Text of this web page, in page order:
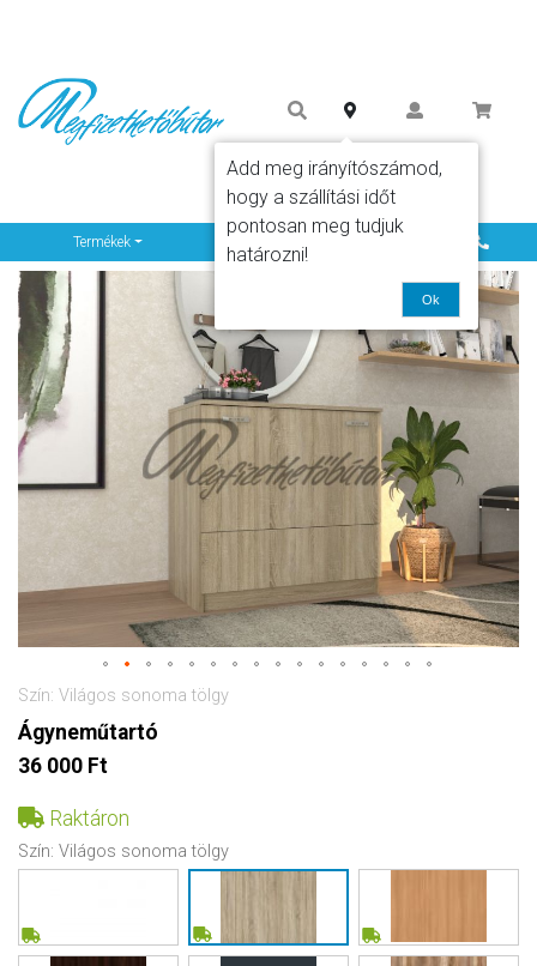
Termékek Info
Szín: Világos sonoma tölgy
Ágyneműtartó
36 000 Ft
Raktáron
Szín: Világos sonoma tölgy
Add meg irányítószámod,
hogy a szállítási időt
pontosan meg tudjuk
határozni!
Ok